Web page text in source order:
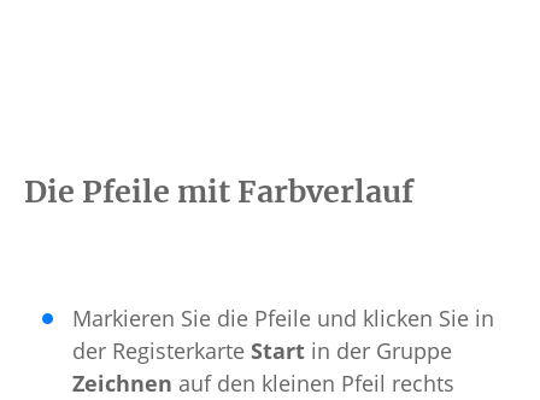
Die Pfeile mit Farbverlauf
Markieren Sie die Pfeile und klicken Sie in
der Registerkarte Start in der Gruppe
Zeichnen auf den kleinen Pfeil rechts